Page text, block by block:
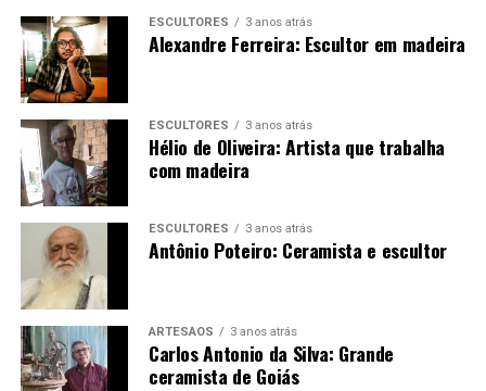
ESCULTORES 3 anos atrás
Alexandre Ferreira: Escultor em madeira
ESCULTORES 3 anos atrás
Hélio de Oliveira: Artista que trabalha
com madeira
ESCULTORES 3 anos atrás
Antônio Poteiro: Ceramista e escultor
ARTESÃOS 3 anos atrás
Carlos Antonio da Silva: Grande
ceramista de Goiás